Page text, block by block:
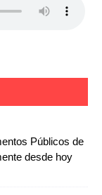
Públicos de
desde hoy